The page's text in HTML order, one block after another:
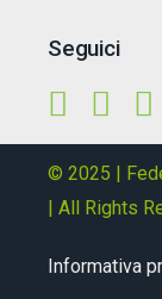
Seguici
© 2025 |
| All Rights
Informativa